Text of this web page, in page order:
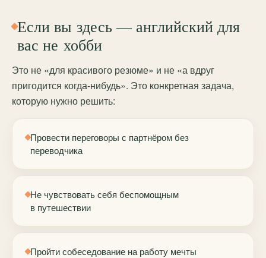
Если вы здесь — английский для
вас не хобби
Это не «для красивого резюме» и не «а вдруг
пригодится когда-нибудь». Это конкретная задача,
которую нужно решить:
Провести переговоры с партнёром без
переводчика
Не чувствовать себя беспомощным
в путешествии
Пройти собеседование на работу мечты